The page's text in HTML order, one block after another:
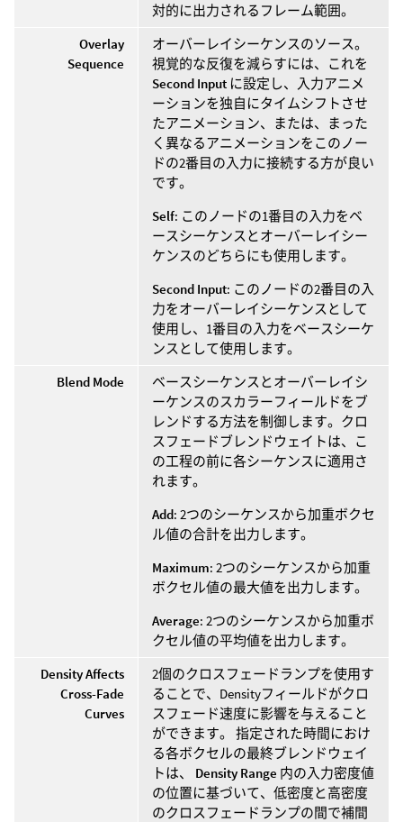
対的に出力されるフレーム範囲。
Overlay
Sequence
オーバーレイシーケンスのソース。
視覚的な反復を減らすには、これを
Second Input に設定し、入力アニメ
ーションを独自にタイムシフトさせ
たアニメーション、または、まった
く異なるアニメーションをこのノー
ドの2番目の入力に接続する方が良い
です。
Self: このノードの1番目の入力をベ
ースシーケンスとオーバーレイシー
ケンスのどちらにも使用します。
Second Input: このノードの2番目の入
力をオーバーレイシーケンスとして
使用し、1番目の入力をベースシーケ
ンスとして使用します。
Blend Mode
ベースシーケンスとオーバーレイシ
ーケンスのスカラーフィールドをブ
レンドする方法を制御します。クロ
スフェードブレンドウェイトは、こ
の工程の前に各シーケンスに適用さ
れます。
Add: 2つのシーケンスから加重ボクセ
ル値の合計を出力します。
Maximum: 2つのシーケンスから加重
ボクセル値の最大値を出力します。
Average: 2つのシーケンスから加重ボ
クセル値の平均値を出力します。
Density Affects
Cross-Fade
Curves
2個のクロスフェードランプを使用す
ることで、Densityフィールドがクロ
スフェード速度に影響を与えること
ができます。 指定された時間におけ
る各ボクセルの最終ブレンドウェイ
トは、 Density Range 内の入力密度値
の位置に基づいて、低密度と高密度
のクロスフェードランプの間で補間